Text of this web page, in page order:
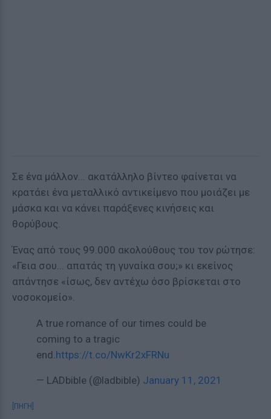
Σε ένα μάλλον... ακατάλληλο βίντεο φαίνεται να
κρατάει ένα μεταλλικό αντικείμενο που μοιάζει με
μάσκα και να κάνει παράξενες κινήσεις και
θορύβους.
Ένας από τους 99.000 ακολούθους του τον ρώτησε:
«Γεια σου... απατάς τη γυναίκα σου;» κι εκείνος
απάντησε «ίσως, δεν αντέχω όσο βρίσκεται στο
νοσοκομείο».
A true romance of our times could be
coming to a tragic
end.https://t.co/NwKr2xFRNu
— LADbible (@ladbible) January 11, 2021
[ΠΗΓΗ]